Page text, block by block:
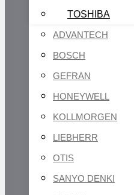
TOSHIBA
ADVANTECH
BOSCH
GEFRAN
HONEYWELL
KOLLMORGEN
LIEBHERR
OTIS
SANYO DENKI